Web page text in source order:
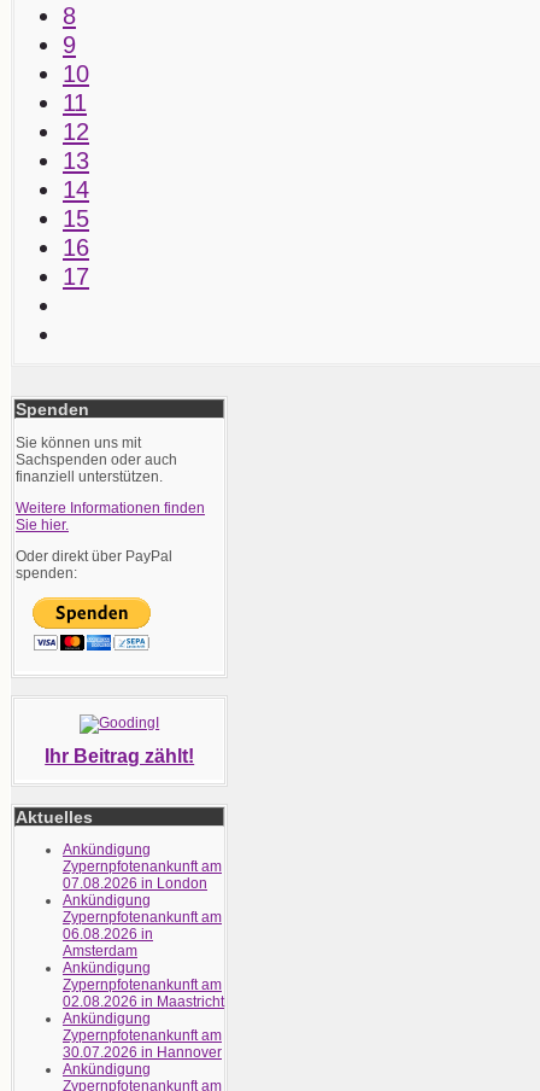
8
9
10
11
12
13
14
15
16
17
Spenden
Sie können uns mit
Sachspenden oder auch
finanziell unterstützen.
Weitere Informationen finden
Sie hier.
Oder direkt über PayPal
spenden:
Ihr Beitrag zählt!
Aktuelles
Ankündigung
Zypernpfotenankunft am
07.08.2026 in London
Ankündigung
Zypernpfotenankunft am
06.08.2026 in
Amsterdam
Ankündigung
Zypernpfotenankunft am
02.08.2026 in Maastricht
Ankündigung
Zypernpfotenankunft am
30.07.2026 in Hannover
Ankündigung
Zypernpfotenankunft am